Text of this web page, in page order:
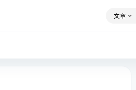
文章